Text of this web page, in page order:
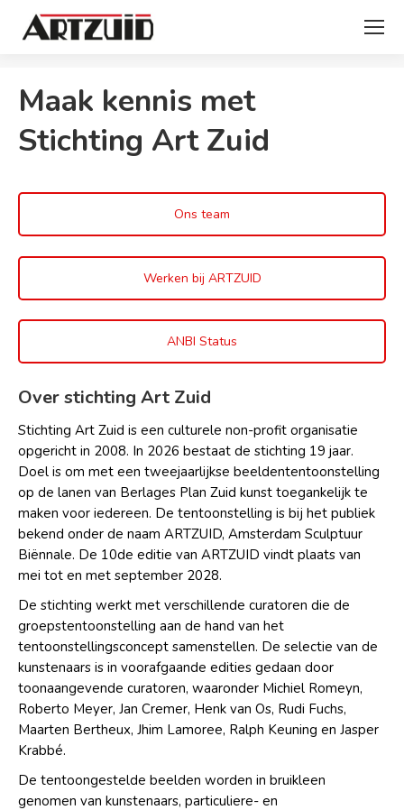
Maak kennis met
Stichting Art Zuid
Ons team
Werken bij ARTZUID
ANBI Status
Over stichting Art Zuid
Stichting Art Zuid is een culturele non-profit organisatie
opgericht in 2008. In 2026 bestaat de stichting 19 jaar.
Doel is om met een tweejaarlijkse beeldententoonstelling
op de lanen van Berlages Plan Zuid kunst toegankelijk te
maken voor iedereen. De tentoonstelling is bij het publiek
bekend onder de naam ARTZUID, Amsterdam Sculptuur
Biënnale. De 10de editie van ARTZUID vindt plaats van
mei tot en met september 2028.
De stichting werkt met verschillende curatoren die de
groepstentoonstelling aan de hand van het
tentoonstellingsconcept samenstellen. De selectie van de
kunstenaars is in voorafgaande edities gedaan door
toonaangevende curatoren, waaronder Michiel Romeyn,
Roberto Meyer, Jan Cremer, Henk van Os, Rudi Fuchs,
Maarten Bertheux, Jhim Lamoree, Ralph Keuning en Jasper
Krabbé.
De tentoongestelde beelden worden in bruikleen
genomen van kunstenaars, particuliere- en